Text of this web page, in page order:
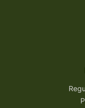
Quest
quest na
Quest
Przecław
Pogórze
Partnerstwo